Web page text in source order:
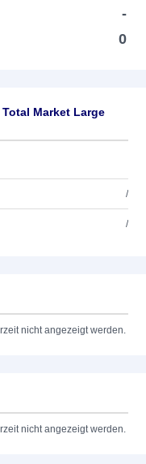
-
0
Market Large
/
/
nicht angezeigt werden.
nicht angezeigt werden.